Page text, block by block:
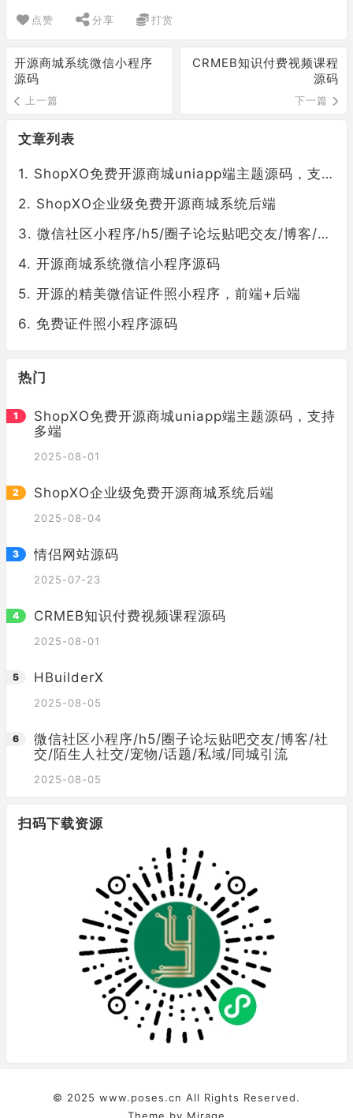
点赞 分享 打赏
开源商城系统微信小程序
源码
上一篇
CRMEB知识付费视频课程
源码
下一篇
文章列表
ShopXO免费开源商城uniapp端主题源码，支持多端
ShopXO企业级免费开源商城系统后端
微信社区小程序/h5/圈子论坛贴吧交友/博客/社交/陌生人社交/宠物/话题/私域/同城引流
开源商城系统微信小程序源码
开源的精美微信证件照小程序，前端+后端
免费证件照小程序源码
热门
ShopXO免费开源商城uniapp端主题源码，支持
多端
2025-08-01
ShopXO企业级免费开源商城系统后端
2025-08-04
情侣网站源码
2025-07-23
CRMEB知识付费视频课程源码
2025-08-01
HBuilderX
2025-08-05
微信社区小程序/h5/圈子论坛贴吧交友/博客/社
交/陌生人社交/宠物/话题/私域/同城引流
2025-08-05
扫码下载资源
© 2025 www.poses.cn All Rights Reserved.